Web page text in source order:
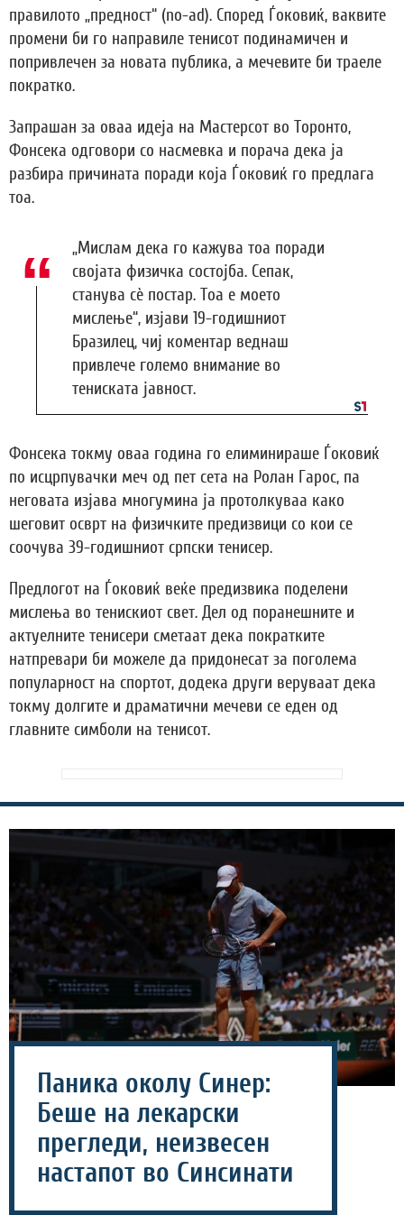
правилото „предност“ (no-ad). Според Ѓоковиќ, ваквите
промени би го направиле тенисот подинамичен и
попривлечен за новата публика, а мечевите би траеле
пократко.
Запрашан за оваа идеја на Мастерсот во Торонто,
Фонсека одговори со насмевка и порача дека ја
разбира причината поради која Ѓоковиќ го предлага
тоа.
„Мислам дека го кажува тоа поради
својата физичка состојба. Сепак,
станува сè постар. Тоа е моето
мислење“, изјави 19-годишниот
Бразилец, чиј коментар веднаш
привлече големо внимание во
тениската јавност.
Фонсека токму оваа година го елиминираше Ѓоковиќ
по исцрпувачки меч од пет сета на Ролан Гарос, па
неговата изјава многумина ја протолкуваа како
шеговит осврт на физичките предизвици со кои се
соочува 39-годишниот српски тенисер.
Предлогот на Ѓоковиќ веќе предизвика поделени
мислења во тенискиот свет. Дел од поранешните и
актуелните тенисери сметаат дека пократките
натпревари би можеле да придонесат за поголема
популарност на спортот, додека други веруваат дека
токму долгите и драматични мечеви се еден од
главните симболи на тенисот.
Паника околу Синер:
Беше на лекарски
прегледи, неизвесен
настапот во Синсинати